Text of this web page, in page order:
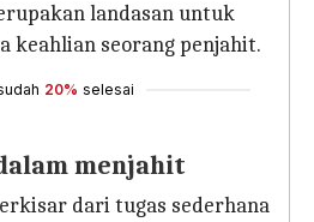
landasan untuk
keahlian seorang penjahit.
20% selesai
menjahit
dari tugas sederhana